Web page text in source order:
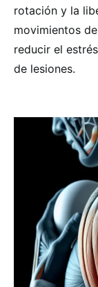
rotación y la
movimientos
reducir el
de lesiones.